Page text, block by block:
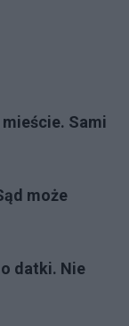
Sami
może
datki. Nie